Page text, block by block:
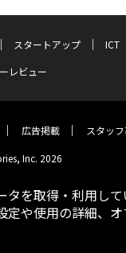
スタートアップ
ICT
レビュー
広告掲載 スタッ
Inc. 2026
タを取得・利用して
定や使用の詳細、